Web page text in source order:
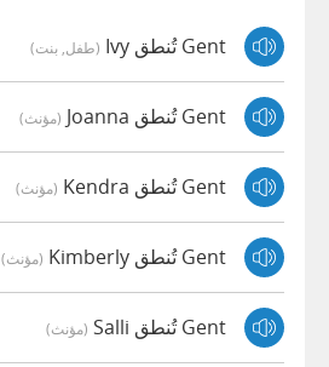
Gent تُنطق Ivy (طفل, بنت)
Gent تُنطق Joanna (مؤنث)
Gent تُنطق Kendra (مؤنث)
Gent تُنطق Kimberly (مؤنث)
Gent تُنطق Salli (مؤنث)